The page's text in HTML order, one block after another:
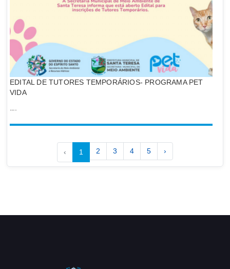
EDITAL DE TUTORES TEMPORÁRIOS- PROGRAMA PET
VIDA
‹ 1 2 3 4 5 ›